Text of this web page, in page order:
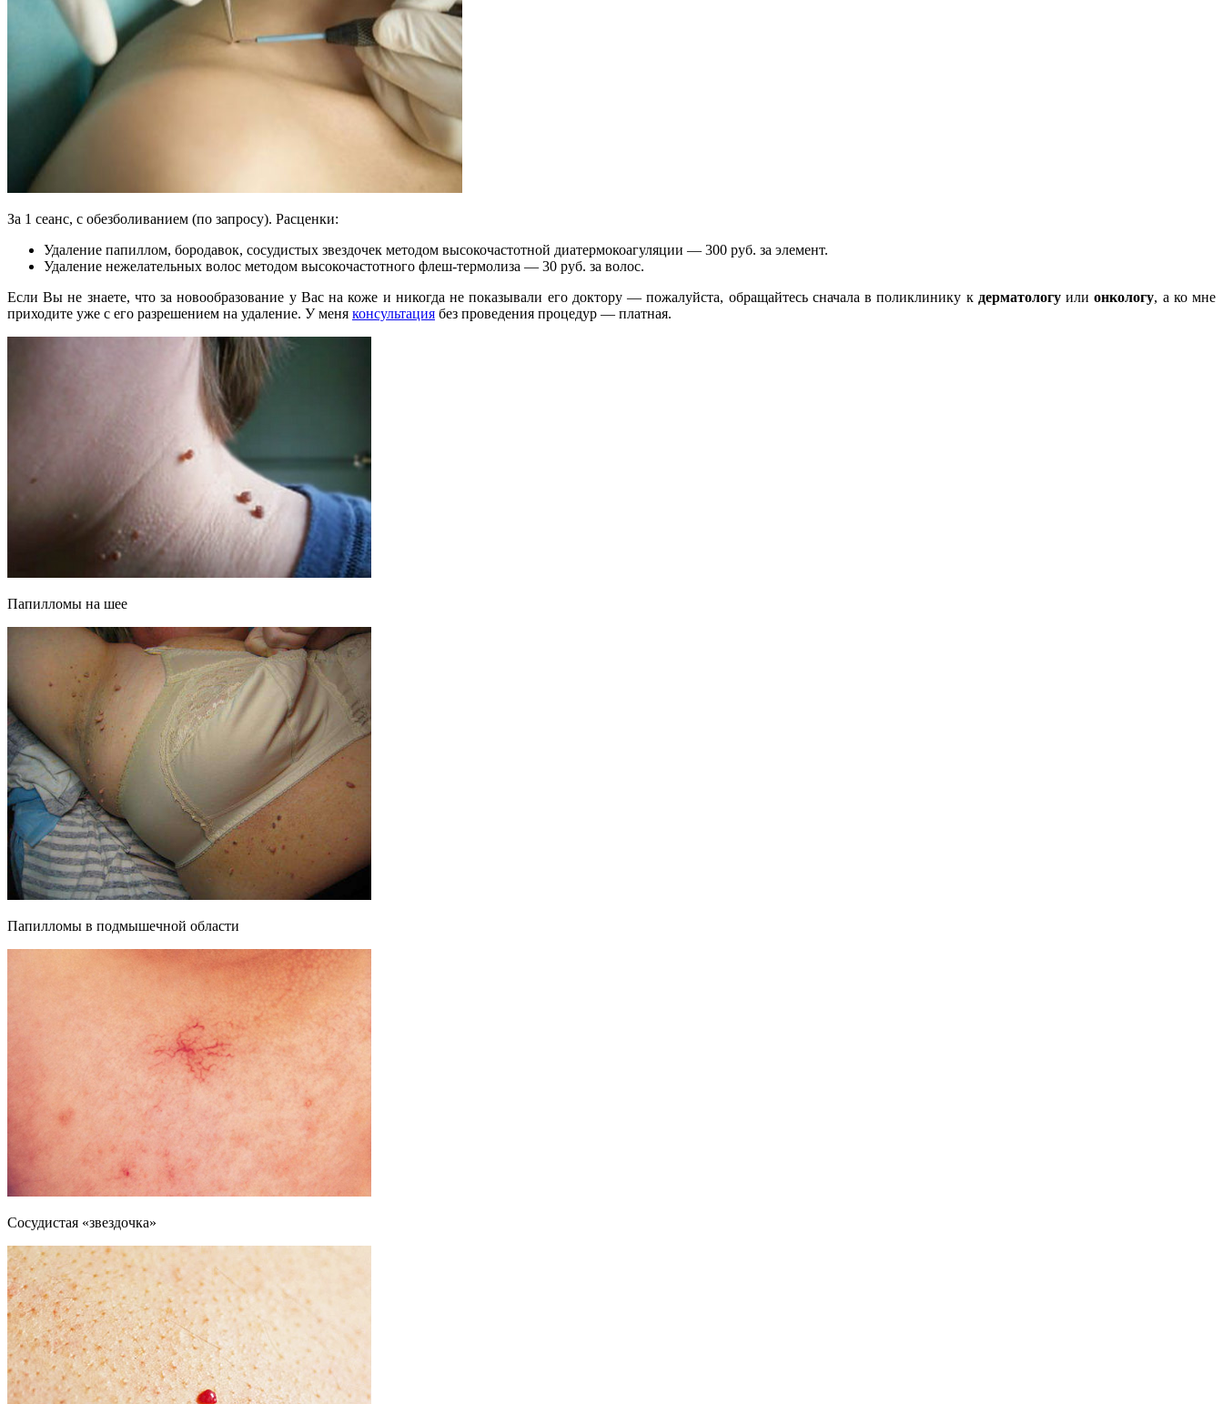
За 1 сеанс, с обезболиванием (по запросу). Расценки:
Удаление папиллом, бородавок, сосудистых звездочек методом высокочастотной диатермокоагуляции — 300 руб. за элемент.
Удаление нежелательных волос методом высокочастотного флеш-термолиза — 30 руб. за волос.
Если Вы не знаете, что за новообразование у Вас на коже и никогда не показывали его доктору — пожалуйста, обращайтесь сначала в поликлинику к дерматологуилионкологу, а ко мне
приходите уже с его разрешением на удаление. У меня консультация без проведения процедур — платная.
Папилломы на шее
Папилломы в подмышечной области
Сосудистая «звездочка»